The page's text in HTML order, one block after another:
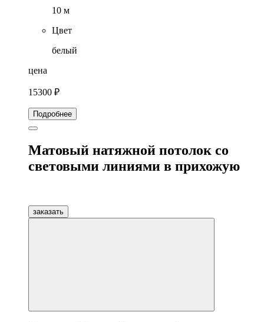
10 м
Цвет
белый
цена
15300 ₽
Подробнее
Матовый натяжной потолок со
световыми линиями в прихожую
заказать